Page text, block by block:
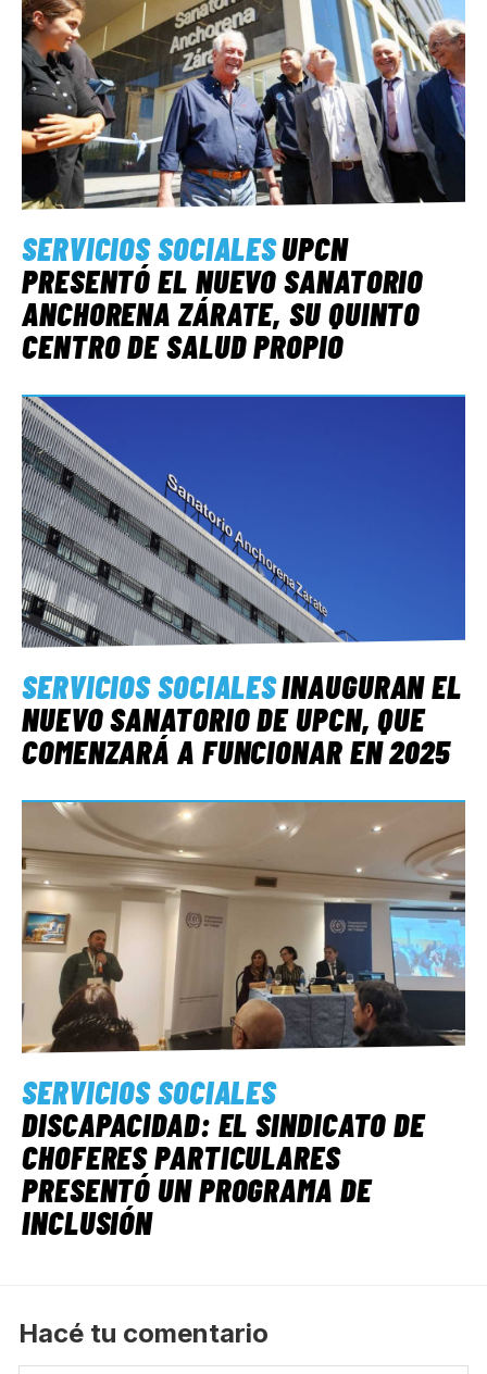
SERVICIOS SOCIALESUPCN
PRESENTÓ EL NUEVO SANATORIO
ANCHORENA ZÁRATE, SU QUINTO
CENTRO DE SALUD PROPIO
SERVICIOS SOCIALESINAUGURAN EL
NUEVO SANATORIO DE UPCN, QUE
COMENZARÁ A FUNCIONAR EN 2025
SERVICIOS SOCIALES
DISCAPACIDAD: EL SINDICATO DE
CHOFERES PARTICULARES
PRESENTÓ UN PROGRAMA DE
INCLUSIÓN
Hacé tu comentario